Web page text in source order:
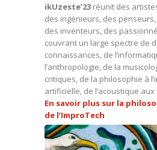
ikUzeste’23 réunit des
des ingénieurs, des
des inventeurs, des
couvrant un large spectre de
connaissances, de
l’anthropologie, de la
critiques, de la philosophie à
artificielle, de l’acoustique
En savoir plus sur la
de l’ImproTech